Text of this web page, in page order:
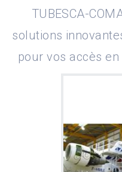
TUBESCA-
solutions
pour vos accès